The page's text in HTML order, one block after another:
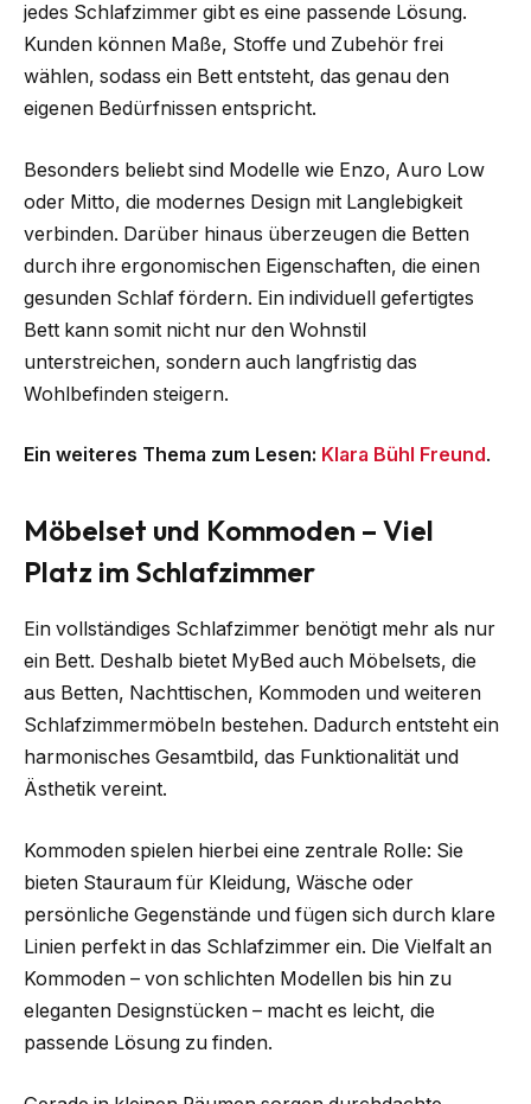
jedes Schlafzimmer gibt es eine passende Lösung.
Kunden können Maße, Stoffe und Zubehör frei
wählen, sodass ein Bett entsteht, das genau den
eigenen Bedürfnissen entspricht.
Besonders beliebt sind Modelle wie Enzo, Auro Low
oder Mitto, die modernes Design mit Langlebigkeit
verbinden. Darüber hinaus überzeugen die Betten
durch ihre ergonomischen Eigenschaften, die einen
gesunden Schlaf fördern. Ein individuell gefertigtes
Bett kann somit nicht nur den Wohnstil
unterstreichen, sondern auch langfristig das
Wohlbefinden steigern.
Ein weiteres Thema zum Lesen: Klara Bühl Freund .
Möbelset und Kommoden – Viel
Platz im Schlafzimmer
Ein vollständiges Schlafzimmer benötigt mehr als nur
ein Bett. Deshalb bietet MyBed auch Möbelsets, die
aus Betten, Nachttischen, Kommoden und weiteren
Schlafzimmermöbeln bestehen. Dadurch entsteht ein
harmonisches Gesamtbild, das Funktionalität und
Ästhetik vereint.
Kommoden spielen hierbei eine zentrale Rolle: Sie
bieten Stauraum für Kleidung, Wäsche oder
persönliche Gegenstände und fügen sich durch klare
Linien perfekt in das Schlafzimmer ein. Die Vielfalt an
Kommoden – von schlichten Modellen bis hin zu
eleganten Designstücken – macht es leicht, die
passende Lösung zu finden.